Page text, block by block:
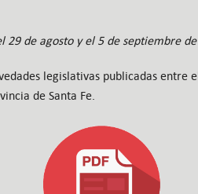
de agosto y el 5 de septiembre
legislativas publicadas entre
de Santa Fe.